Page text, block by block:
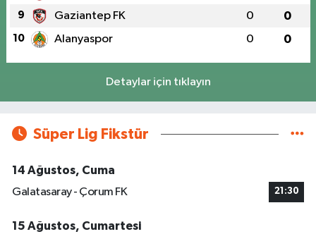
9 Gaziantep FK 0 0
10 Alanyaspor 0 0
Detaylar için tıklayın
Süper Lig Fikstür
14 Ağustos, Cuma
Galatasaray - Çorum FK
21:30
15 Ağustos, Cumartesi